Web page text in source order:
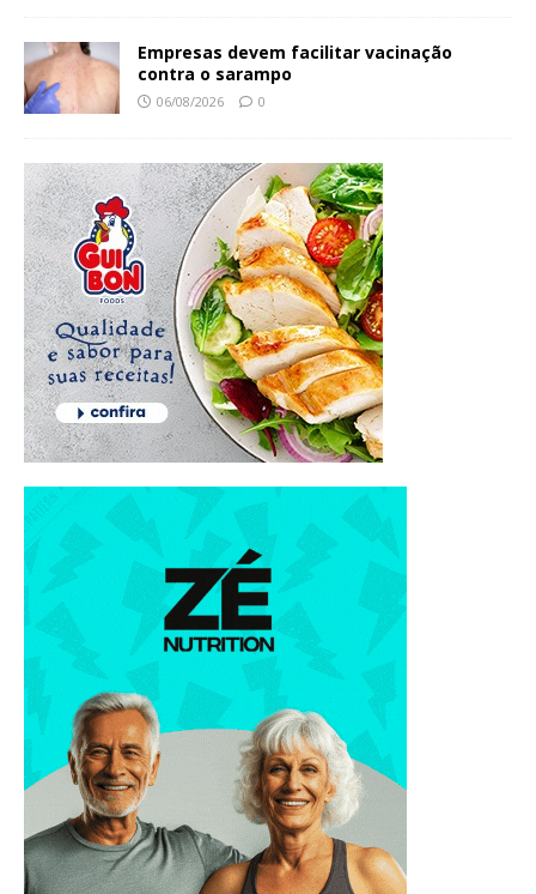
Empresas devem facilitar vacinação
contra o sarampo
06/08/2026 0